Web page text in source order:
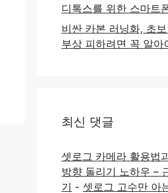
디톡스를 위한 스마트
비싼 카본 러닝화, 초
부상 피하려면 꼭 알아
최신 댓글
셋로그 카메라 활용법
방향 돌리기 노하우 –
기 - 셋로그 고수만 아